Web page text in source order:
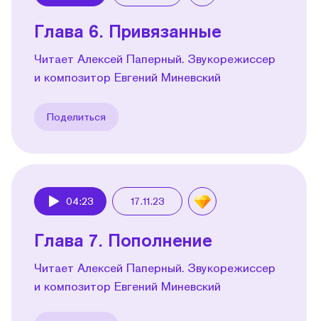
Глава 6. Привязанные
Читает Алексей Паперный. Звукорежиссер
и композитор Евгений Миневский
Поделиться
04:23 17.11.23
Глава 7. Пополнение
Читает Алексей Паперный. Звукорежиссер
и композитор Евгений Миневский